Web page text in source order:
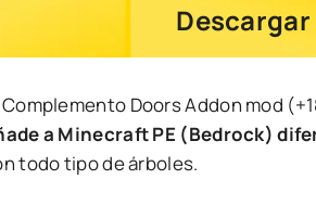
Descargar
Complemento Doors Addon mod
a Minecraft PE (Bedrock)
todo tipo de árboles.